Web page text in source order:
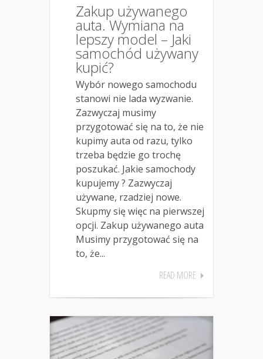
Zakup używanego
auta. Wymiana na
lepszy model – Jaki
samochód używany
kupić?
Wybór nowego samochodu
stanowi nie lada wyzwanie.
Zazwyczaj musimy
przygotować się na to, że nie
kupimy auta od razu, tylko
trzeba będzie go trochę
poszukać. Jakie samochody
kupujemy ? Zazwyczaj
używane, rzadziej nowe.
Skupmy się więc na pierwszej
opcji. Zakup używanego auta
Musimy przygotować się na
to, że...
READ MORE